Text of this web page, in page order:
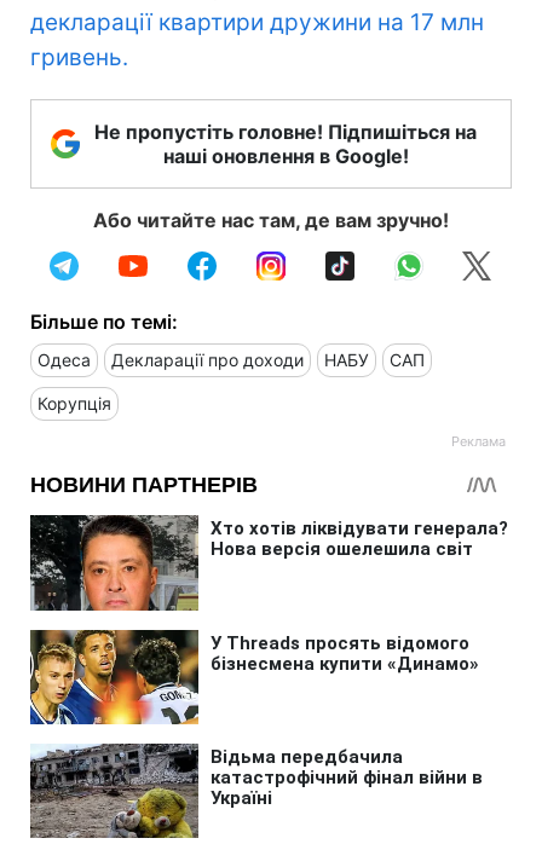
декларації квартири дружини на 17 млн
гривень.
Не пропустіть головне! Підпишіться на
наші оновлення в Google!
Або читайте нас там, де вам зручно!
Більше по темі:
Одеса Декларації про доходи НАБУ САП
Корупція